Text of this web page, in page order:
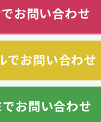
お問い合わせ
でお問い合わせ
お問い合わせ